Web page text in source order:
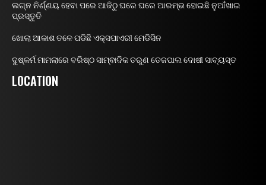
ଲଗ୍ନ ନିର୍ଣ୍ଣୟ ହେବା ପରେ ଆଜିଠୁ ଘରେ ଘରେ ଆରମ୍ଭ ହୋଇଛି ନୁଆଁଖାଇ
ପ୍ରସ୍ତୁତି
ଖୋଲା ଆକାଶ ତଳେ ପଡିଛି ଏକ୍ସପାଏରୀ ମେଡିସିନ
ଦୁଷ୍କର୍ମ ମାମଲାରେ ବରିଷ୍ଠ ସାମ୍ଵାଦିକ ତରୁଣ ତେଜପାଲ ଦୋଷୀ ସାବ୍ୟସ୍ତ
LOCATION